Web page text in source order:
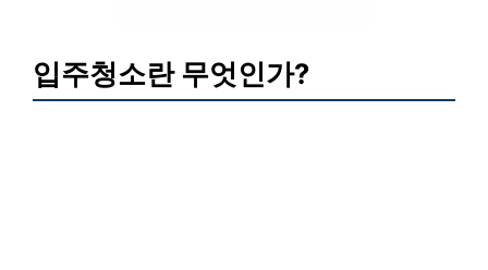
입주청소란 무엇인가?